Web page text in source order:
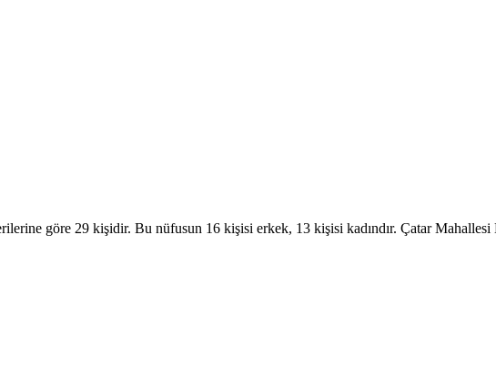
göre 29 kişidir. Bu nüfusun 16 kişisi erkek, 13 kişisi kadındır. Çatar